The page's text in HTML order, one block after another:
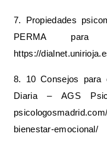
7. Propiedades
PERMA para
https://
8. 10 Consejos para
Diaria – AGS
bienestar-emocional/